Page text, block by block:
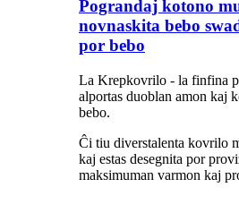
Pograndaj kotono
novnaskita bebo
por bebo
La Krepkovrilo - la finfina
alportas duoblan amon kaj
bebo.
Ĉi tiu diverstalenta kovrilo
kaj estas desegnita por
maksimuman varmon kaj